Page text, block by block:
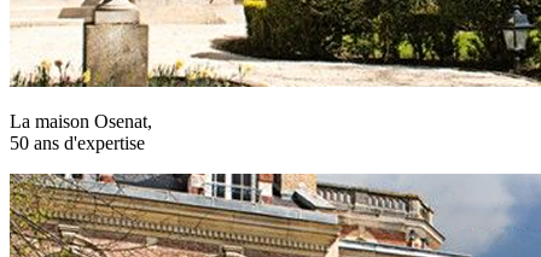
La maison Osenat,
50 ans d'expertise